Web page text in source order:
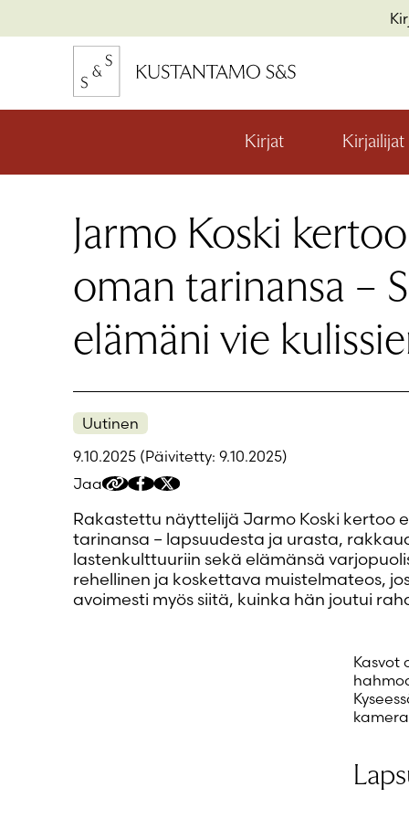
Kirjat
valikon
Kirjailijat
Jarmo Koski
oman tarinansa –
elämäni vie
Uutinen
9.10.2025 (Päivitetty: 9.10.2025)
Jaa
Kopioi
jakolinkki
Jaa
Facebookissa
Jaa
Twitteriin/X:ään
Rakastettu näyttelijä Jarmo Koski kertoo
tarinansa – lapsuudesta ja urasta,
lastenkulttuuriin sekä elämänsä
rehellinen ja koskettava muistelmateos,
avoimesti myös siitä, kuinka hän joutui
Kasvot